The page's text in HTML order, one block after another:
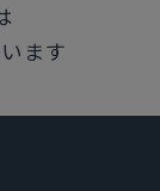
利用いただ
用が不可 と
ます